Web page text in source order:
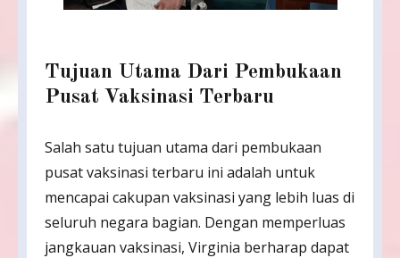
Tujuan Utama Dari Pembukaan
Pusat Vaksinasi Terbaru
Salah satu tujuan utama dari pembukaan
pusat vaksinasi terbaru ini adalah untuk
mencapai cakupan vaksinasi yang lebih luas di
seluruh negara bagian. Dengan memperluas
jangkauan vaksinasi, Virginia berharap dapat